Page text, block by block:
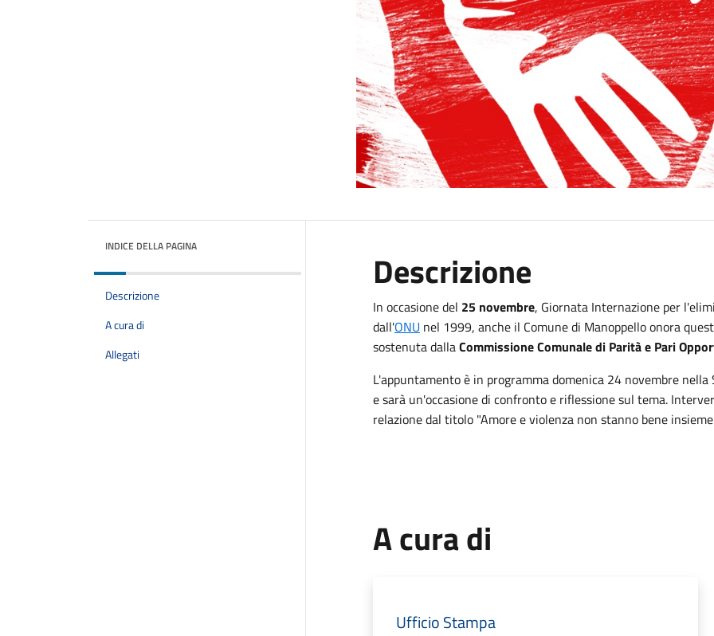
INDICE DELLA PAGINA
Descrizione
A cura di
Allegati
Descrizione
In occasione del 25 novembre, Giornata Internazione per
dall'ONU nel 1999, anche il Comune di Manoppello onora
sostenuta dallaCommissione Comunale di Parità e Pari
L'appuntamento è in programma domenica 24 novembre
e sarà un'occasione di confronto e riflessione sul tema.
relazione dal titolo "Amore e violenza non stanno bene
A cura di
Ufficio Stampa